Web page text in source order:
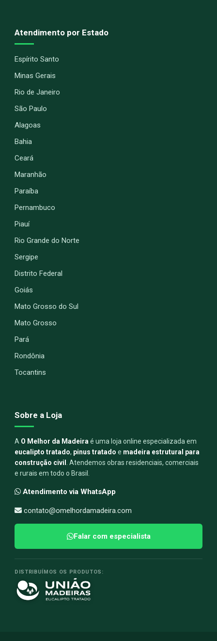
Atendimento por Estado
Espírito Santo
Minas Gerais
Rio de Janeiro
São Paulo
Alagoas
Bahia
Ceará
Maranhão
Paraíba
Pernambuco
Piauí
Rio Grande do Norte
Sergipe
Distrito Federal
Goiás
Mato Grosso do Sul
Mato Grosso
Pará
Rondônia
Tocantins
Sobre a Loja
A O Melhor da Madeira é uma loja online especializada em
eucalipto tratado, pinus tratado e madeira estrutural para
construção civil
. Atendemos obras residenciais, comerciais
e rurais em todo o Brasil.
Atendimento via WhatsApp
contato@omelhordamadeira.com
Falar com especialista
DISTRIBUÍMOS OS PRODUTOS: